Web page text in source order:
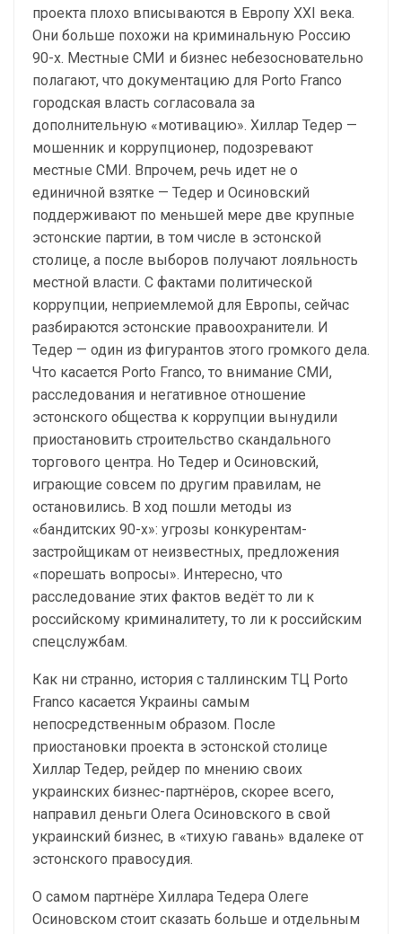
проекта плохо вписываются в Европу XXI века.
Они больше похожи на криминальную Россию
90-х. Местные СМИ и бизнес небезосновательно
полагают, что документацию для Porto Franco
городская власть согласовала за
дополнительную «мотивацию». Хиллар Тедер —
мошенник и коррупционер, подозревают
местные СМИ. Впрочем, речь идет не о
единичной взятке — Тедер и Осиновский
поддерживают по меньшей мере две крупные
эстонские партии, в том числе в эстонской
столице, а после выборов получают лояльность
местной власти. С фактами политической
коррупции, неприемлемой для Европы, сейчас
разбираются эстонские правоохранители. И
Тедер — один из фигурантов этого громкого дела.
Что касается Porto Franco, то внимание СМИ,
расследования и негативное отношение
эстонского общества к коррупции вынудили
приостановить строительство скандального
торгового центра. Но Тедер и Осиновский,
играющие совсем по другим правилам, не
остановились. В ход пошли методы из
«бандитских 90-х»: угрозы конкурентам-
застройщикам от неизвестных, предложения
«порешать вопросы». Интересно, что
расследование этих фактов ведёт то ли к
российскому криминалитету, то ли к российским
спецслужбам.
Как ни странно, история с таллинским ТЦ Porto
Franco касается Украины самым
непосредственным образом. После
приостановки проекта в эстонской столице
Хиллар Тедер, рейдер по мнению своих
украинских бизнес-партнёров, скорее всего,
направил деньги Олега Осиновского в свой
украинский бизнес, в «тихую гавань» вдалеке от
эстонского правосудия.
О самом партнёре Хиллара Тедера Олеге
Осиновском стоит сказать больше и отдельным